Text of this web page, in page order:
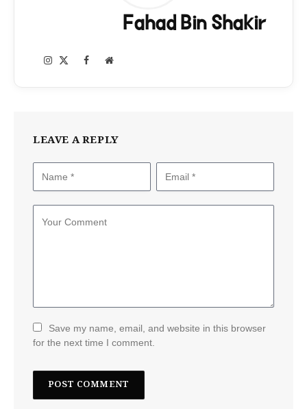
Fahad Bin Shakir
Website
Facebook
Instagram
LEAVE A REPLY
Save my name, email, and website in this browser
for the next time I comment.